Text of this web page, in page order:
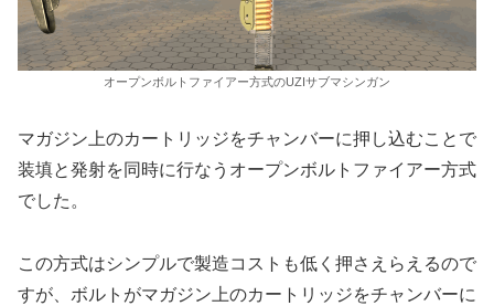
オープンボルトファイアー方式のUZIサブマシンガン
マガジン上のカートリッジをチャンバーに押し込むことで
装填と発射を同時に行なうオープンボルトファイアー方式
でした。
この方式はシンプルで製造コストも低く押さえらえるので
すが、ボルトがマガジン上のカートリッジをチャンバーに